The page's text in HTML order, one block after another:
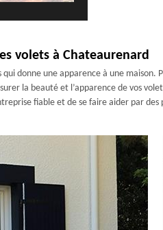
volets à Chateaurenard
donne une apparence à une
la beauté et l’apparence de vos
fiable et de se faire aider par